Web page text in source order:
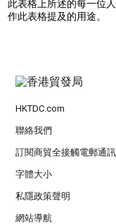
此表格上所述的每一位
作此表格提及的用途。
HKTDC.com
聯絡我們
訂閱商貿全接觸電郵通訊
字體大小
私隱政策聲明
網站導航